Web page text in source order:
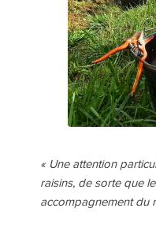
« Une attention
raisins, de sorte que
accompagnement du